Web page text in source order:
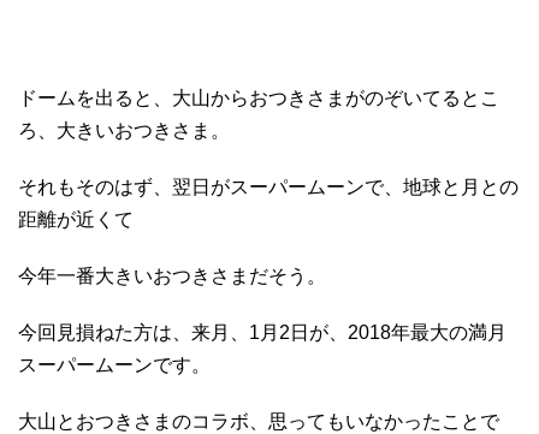
ドームを出ると、大山からおつきさまがのぞいてるとこ
ろ、大きいおつきさま。
それもそのはず、翌日がスーパームーンで、地球と月との
距離が近くて
今年一番大きいおつきさまだそう。
今回見損ねた方は、来月、1月2日が、2018年最大の満月
スーパームーンです。
大山とおつきさまのコラボ、思ってもいなかったことで